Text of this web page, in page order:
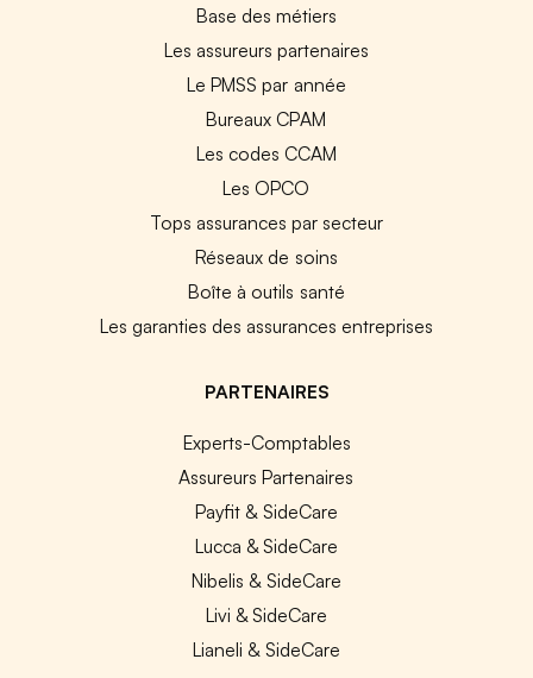
Base des métiers
Les assureurs partenaires
Le PMSS par année
Bureaux CPAM
Les codes CCAM
Les OPCO
Tops assurances par secteur
Réseaux de soins
Boîte à outils santé
Les garanties des assurances entreprises
PARTENAIRES
Experts-Comptables
Assureurs Partenaires
Payfit & SideCare
Lucca & SideCare
Nibelis & SideCare
Livi & SideCare
Lianeli & SideCare